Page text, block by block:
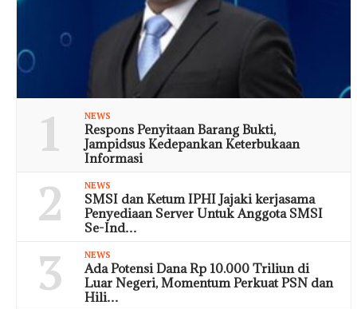
1 NEWS
Respons Penyitaan Barang Bukti,
Jampidsus Kedepankan Keterbukaan
Informasi
2 NEWS
SMSI dan Ketum IPHI Jajaki kerjasama
Penyediaan Server Untuk Anggota SMSI
Se-Ind…
3 NEWS
Ada Potensi Dana Rp 10.000 Triliun di
Luar Negeri, Momentum Perkuat PSN dan
Hili…